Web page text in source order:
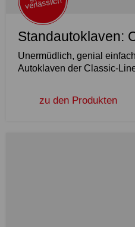
Standautoklaven:
Unermüdlich, genial
Autoklaven der Classic-
zu den Produkten